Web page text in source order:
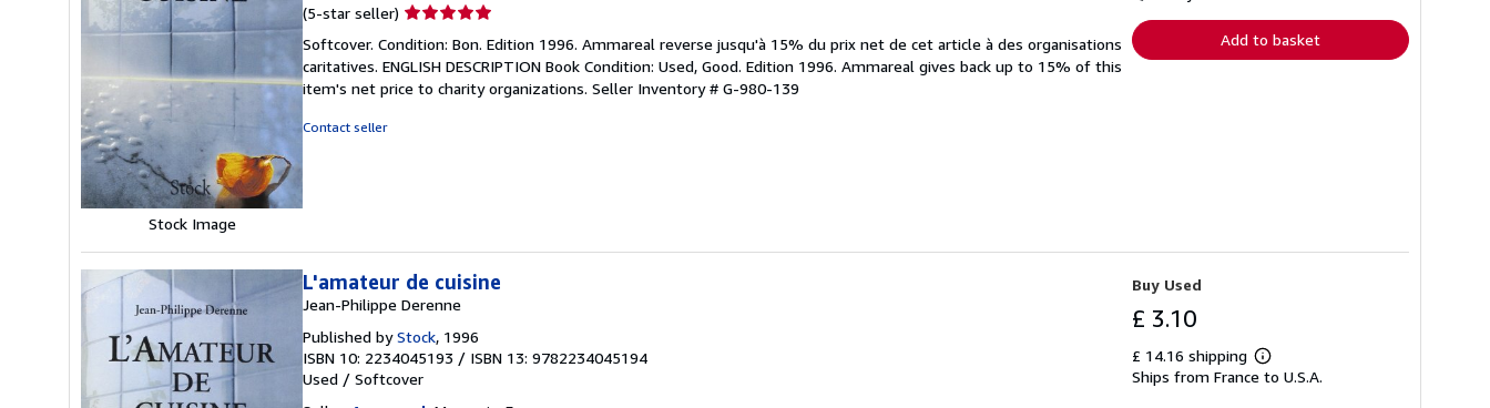
Stock Image
(5-star seller) Seller
5
out
of
Softcover. Condition: Bon. Edition 1996. Ammareal reverse jusqu'à 15% du prix net de cet article à des organisations
caritatives. ENGLISH DESCRIPTION Book Condition: Used, Good. Edition 1996. Ammareal gives back up to 15% of this
item's net price to charity organizations. Seller Inventory # G-980-139
Contact seller
Add to basket
L'amateur de cuisine
Jean-Philippe Derenne
Published byStock, 1996
ISBN 10: 2234045193 / ISBN 13: 9782234045194
Used / Softcover
Buy Used
£ 3.10
£ 14.16 shipping
Learn
more
Ships from France to U.S.A.